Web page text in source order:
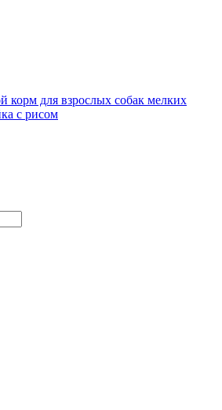
корм для взрослых собак мелких
с рисом